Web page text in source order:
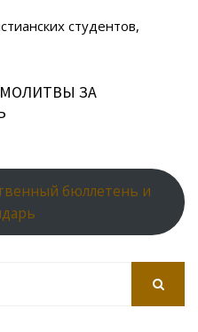
студентов,
ЗА
бюллетень и